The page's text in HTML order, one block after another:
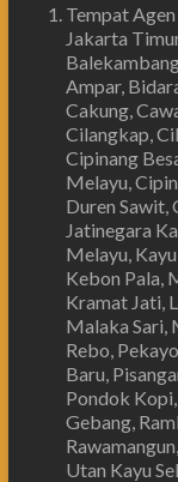
Tempat
Jakarta
Ampar,
Cakung,
Cilangkap,
Cipinang
Melayu,
Duren Sawit,
Jatinegara
Melayu,
Kebon Pala,
Kramat Jati,
Malaka Sari,
Rebo,
Baru,
Pondok
Gebang,
Utan Kayu